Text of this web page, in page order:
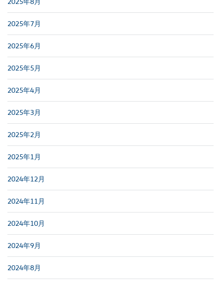
2025年7月
2025年6月
2025年5月
2025年4月
2025年3月
2025年2月
2025年1月
2024年12月
2024年11月
2024年10月
2024年9月
2024年8月